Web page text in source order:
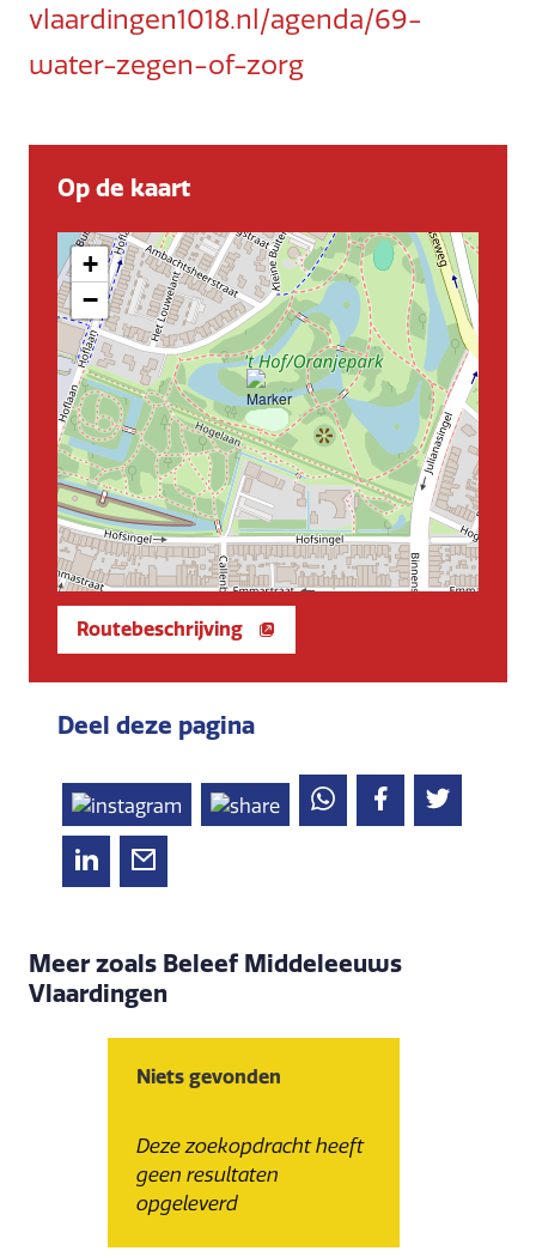
vlaardingen1018.nl/agenda/69-
water-zegen-of-zorg
Op de kaart
+
−
Routebeschrijving
Deel deze pagina
Meer zoals Beleef Middeleeuws
Vlaardingen
Niets gevonden
Deze zoekopdracht heeft
geen resultaten
opgeleverd